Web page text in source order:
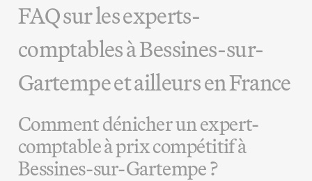
FAQ sur les experts-
comptables à Bessines-sur-
Gartempe et ailleurs en France
Comment dénicher un expert-
comptable à prix compétitif à
Bessines-sur-Gartempe ?